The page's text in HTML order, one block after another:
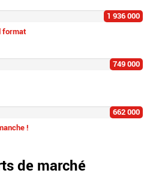
format
1 936 000
749 000
!
662 000
de marché